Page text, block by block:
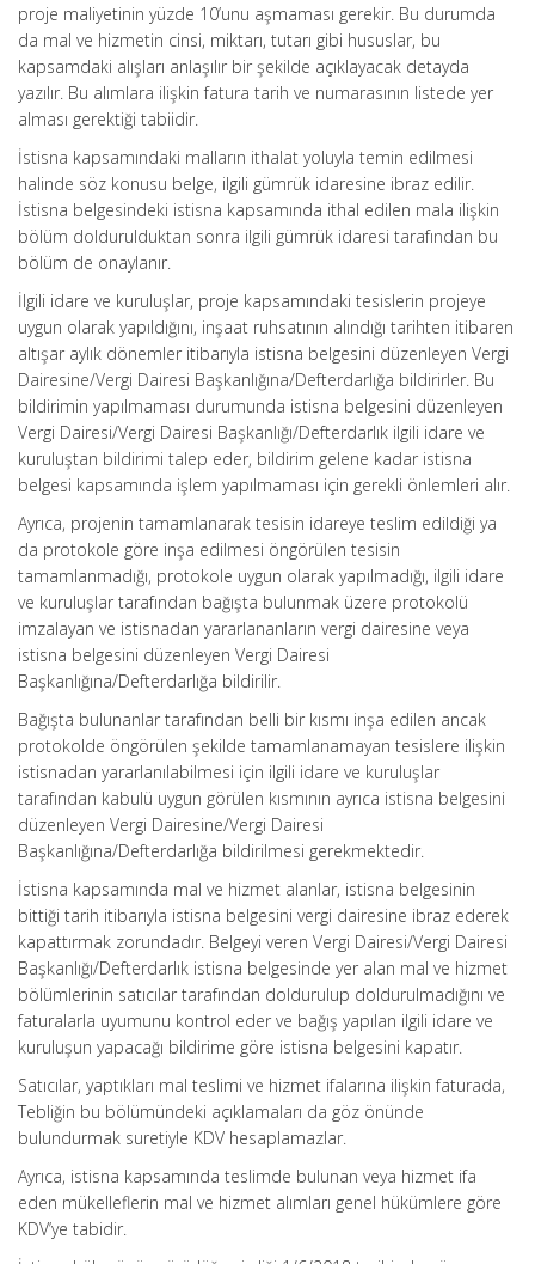
proje maliyetinin yüzde 10’unu aşmaması gerekir. Bu durumda
da mal ve hizmetin cinsi, miktarı, tutarı gibi hususlar, bu
kapsamdaki alışları anlaşılır bir şekilde açıklayacak detayda
yazılır. Bu alımlara ilişkin fatura tarih ve numarasının listede yer
alması gerektiği tabiidir.
İstisna kapsamındaki malların ithalat yoluyla temin edilmesi
halinde söz konusu belge, ilgili gümrük idaresine ibraz edilir.
İstisna belgesindeki istisna kapsamında ithal edilen mala ilişkin
bölüm doldurulduktan sonra ilgili gümrük idaresi tarafından bu
bölüm de onaylanır.
İlgili idare ve kuruluşlar, proje kapsamındaki tesislerin projeye
uygun olarak yapıldığını, inşaat ruhsatının alındığı tarihten itibaren
altışar aylık dönemler itibarıyla istisna belgesini düzenleyen Vergi
Dairesine/Vergi Dairesi Başkanlığına/Defterdarlığa bildirirler. Bu
bildirimin yapılmaması durumunda istisna belgesini düzenleyen
Vergi Dairesi/Vergi Dairesi Başkanlığı/Defterdarlık ilgili idare ve
kuruluştan bildirimi talep eder, bildirim gelene kadar istisna
belgesi kapsamında işlem yapılmaması için gerekli önlemleri alır.
Ayrıca, projenin tamamlanarak tesisin idareye teslim edildiği ya
da protokole göre inşa edilmesi öngörülen tesisin
tamamlanmadığı, protokole uygun olarak yapılmadığı, ilgili idare
ve kuruluşlar tarafından bağışta bulunmak üzere protokolü
imzalayan ve istisnadan yararlananların vergi dairesine veya
istisna belgesini düzenleyen Vergi Dairesi
Başkanlığına/Defterdarlığa bildirilir.
Bağışta bulunanlar tarafından belli bir kısmı inşa edilen ancak
protokolde öngörülen şekilde tamamlanamayan tesislere ilişkin
istisnadan yararlanılabilmesi için ilgili idare ve kuruluşlar
tarafından kabulü uygun görülen kısmının ayrıca istisna belgesini
düzenleyen Vergi Dairesine/Vergi Dairesi
Başkanlığına/Defterdarlığa bildirilmesi gerekmektedir.
İstisna kapsamında mal ve hizmet alanlar, istisna belgesinin
bittiği tarih itibarıyla istisna belgesini vergi dairesine ibraz ederek
kapattırmak zorundadır. Belgeyi veren Vergi Dairesi/Vergi Dairesi
Başkanlığı/Defterdarlık istisna belgesinde yer alan mal ve hizmet
bölümlerinin satıcılar tarafından doldurulup doldurulmadığını ve
faturalarla uyumunu kontrol eder ve bağış yapılan ilgili idare ve
kuruluşun yapacağı bildirime göre istisna belgesini kapatır.
Satıcılar, yaptıkları mal teslimi ve hizmet ifalarına ilişkin faturada,
Tebliğin bu bölümündeki açıklamaları da göz önünde
bulundurmak suretiyle KDV hesaplamazlar.
Ayrıca, istisna kapsamında teslimde bulunan veya hizmet ifa
eden mükelleflerin mal ve hizmet alımları genel hükümlere göre
KDV’ye tabidir.